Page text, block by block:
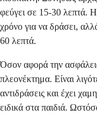
φεύγει σε 15-30 λεπτά. Η
χρόνο για να δράσει,
60 λεπτά.
Όσον αφορά την
πλεονέκτημα. Είναι
αντιδράσεις και έχει
ειδικά στα παιδιά.